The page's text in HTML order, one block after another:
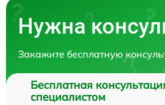
Нужна
Закажите бесплатную
Бесплатная
специалистом